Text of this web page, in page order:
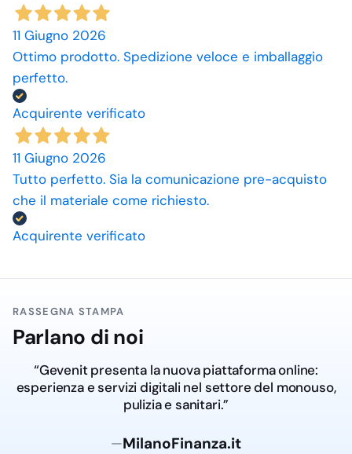
11 Giugno 2026
Ottimo prodotto. Spedizione veloce e imballaggio
perfetto.
Acquirente verificato
11 Giugno 2026
Tutto perfetto. Sia la comunicazione pre-acquisto
che il materiale come richiesto.
Acquirente verificato
RASSEGNA STAMPA
Parlano di noi
“Gevenit presenta la nuova piattaforma online:
esperienza e servizi digitali nel settore del monouso,
pulizia e sanitari.”
—MilanoFinanza.it